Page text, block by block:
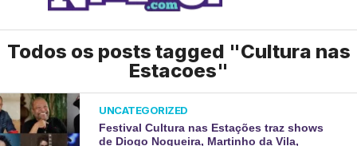
Todos os posts tagged "Cultura nas
Estacoes"
UNCATEGORIZED
Festival Cultura nas Estações traz shows
de Diogo Nogueira, Martinho da Vila,